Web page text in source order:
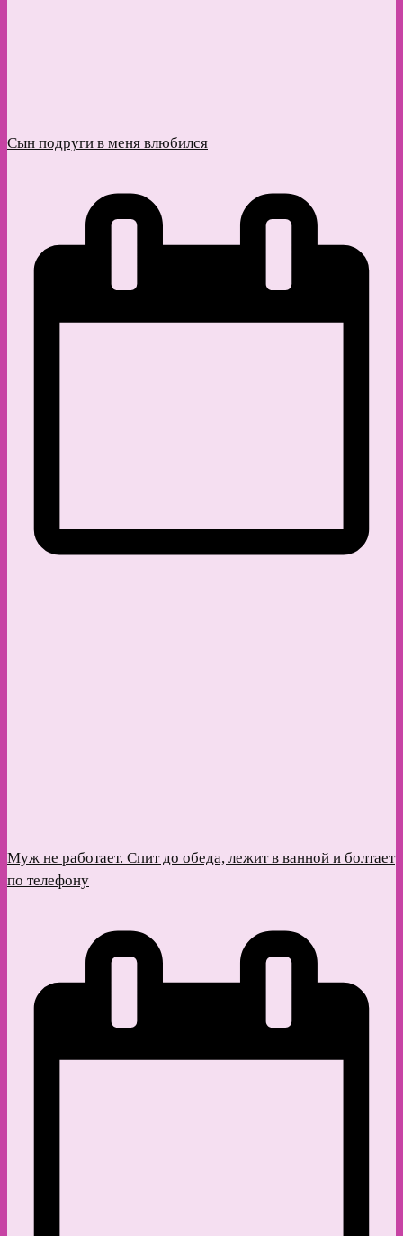
Сын подруги в меня влюбился
Муж не работает. Спит до обеда, лежит в ванной и болтает
по телефону